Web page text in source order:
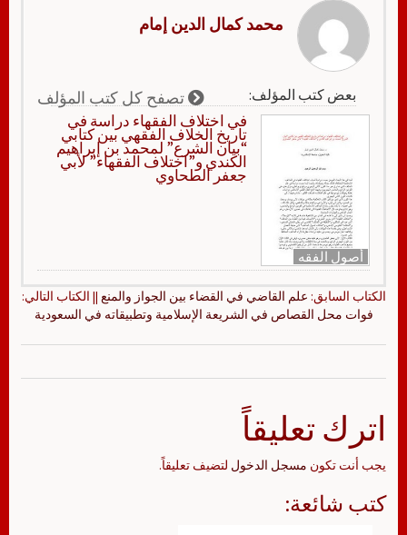
محمد كمال الدين إمام
بعض كتب المؤلف: تصفح كل كتب المؤلف
أصول الفقه
في اختلاف الفقهاء دراسة في
تاريخ الخلاف الفقهي بين كتابي
“بيان الشرع” لمحمد بن إبراهيم
الكندي و”اختلاف الفقهاء” لأبي
جعفر الطحاوي
الكتاب السابق: علم القاضي في القضاء بين الجواز والمنع || الكتاب التالي:
فوات محل القصاص في الشريعة الإسلامية وتطبيقاته في السعودية
اترك تعليقاً
يجب أنت تكون مسجل الدخول لتضيف تعليقاً.
كتب شائعة: